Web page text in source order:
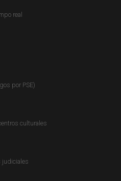
la caída de los
sobre el
disponible real:
Colombia y Perú
y abierta, que recibe
adaptar a las
internacionales, y
caso de Colombia y, en
real
por PSE)
culturales
judiciales